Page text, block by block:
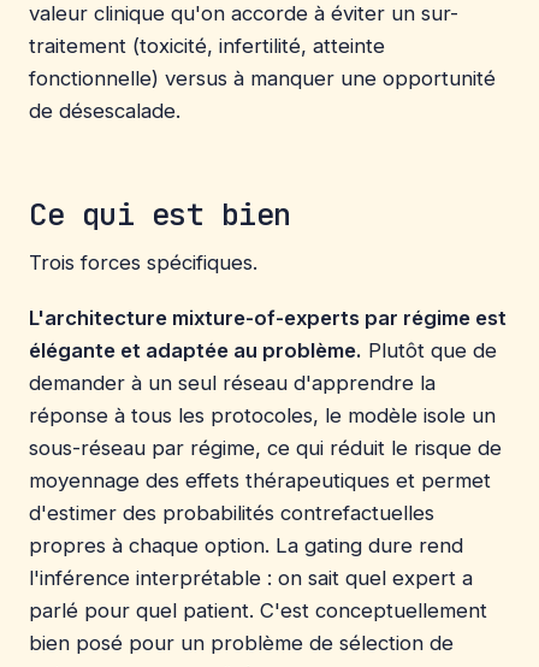
valeur clinique qu'on accorde à éviter un sur-
traitement (toxicité, infertilité, atteinte
fonctionnelle) versus à manquer une opportunité
de désescalade.
Ce qui est bien
Trois forces spécifiques.
L'architecture mixture-of-experts par régime est
élégante et adaptée au problème. Plutôt que de
demander à un seul réseau d'apprendre la
réponse à tous les protocoles, le modèle isole un
sous-réseau par régime, ce qui réduit le risque de
moyennage des effets thérapeutiques et permet
d'estimer des probabilités contrefactuelles
propres à chaque option. La gating dure rend
l'inférence interprétable : on sait quel expert a
parlé pour quel patient. C'est conceptuellement
bien posé pour un problème de sélection de